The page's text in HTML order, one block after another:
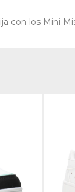
con los Mini